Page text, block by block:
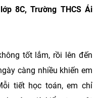
8C, Trường THCS Ái
tốt lắm, rồi lên đến
càng nhiều khiến em
tiết học toán, em chỉ